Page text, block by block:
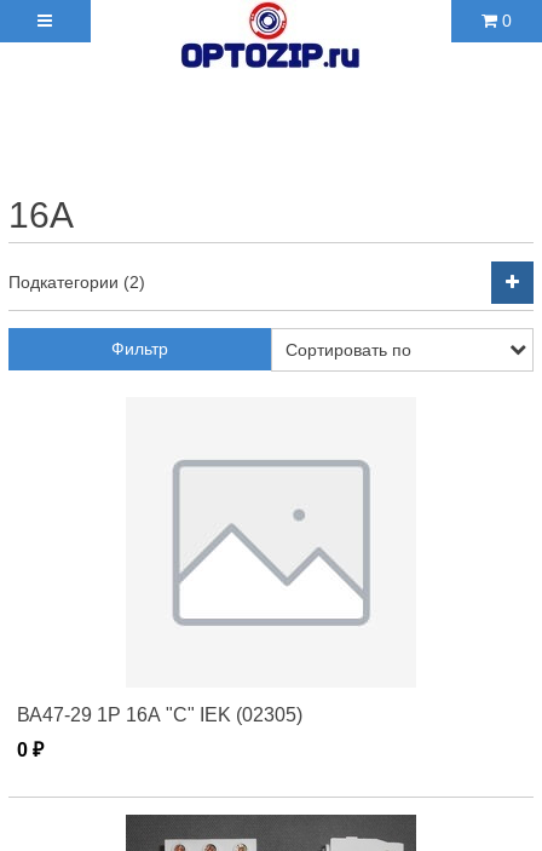
0
16А
Подкатегории (2)
Фильтр
ВА47-29 1Р 16А "C" IEK (02305)
0 ₽